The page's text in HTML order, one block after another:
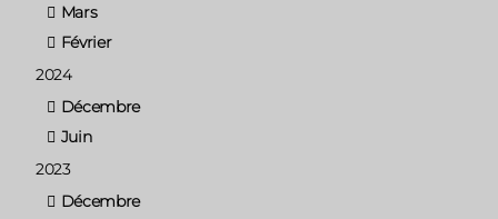
Mars
Février
2024
Décembre
Juin
2023
Décembre